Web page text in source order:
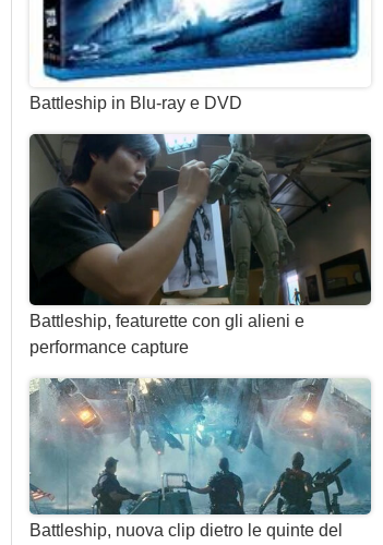
Battleship in Blu-ray e DVD
Battleship, featurette con gli alieni e
performance capture
Battleship, nuova clip dietro le quinte del